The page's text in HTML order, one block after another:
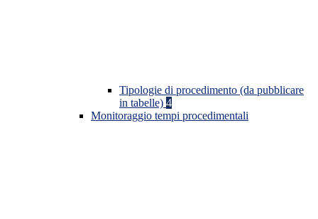
Tipologie di procedimento (da pubblicare
in tabelle) 4
Monitoraggio tempi procedimentali